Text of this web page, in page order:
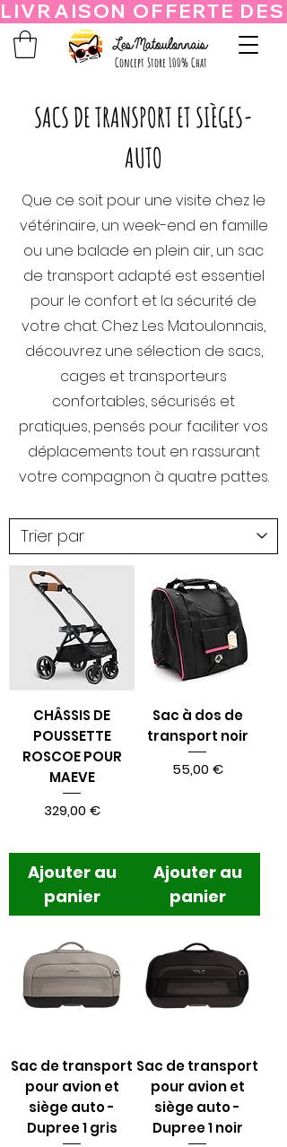
Concept Store 100% Chat
SACS DE TRANSPORT ET SIÈGES-
AUTO
Que ce soit pour une visite chez le
vétérinaire, un week-end en famille
ou une balade en plein air, un sac
de transport adapté est essentiel
pour le confort et la sécurité de
votre chat. Chez Les Matoulonnais,
découvrez une sélection de sacs,
cages et transporteurs
confortables, sécurisés et
pratiques, pensés pour faciliter vos
déplacements tout en rassurant
votre compagnon à quatre pattes.
CHÂSSIS DE
POUSSETTE
ROSCOE POUR
MAEVE
Prix
329,00 €
Ajouter au
panier
Sac à dos de
transport noir
Prix
55,00 €
Ajouter au
panier
Sac de transport
pour avion et
siège auto -
Dupree 1 gris
Sac de transport
pour avion et
siège auto -
Dupree 1 noir